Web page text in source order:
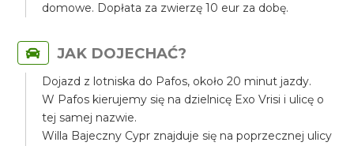
domowe. Dopłata za zwierzę 10 eur za dobę.
JAK DOJECHAĆ?
Dojazd z lotniska do Pafos, około 20 minut jazdy.
W Pafos kierujemy się na dzielnicę Exo Vrisi i ulicę o
tej samej nazwie.
Willa Bajeczny Cypr znajduje się na poprzecznej ulicy